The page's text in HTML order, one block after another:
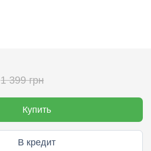
1 399 грн
Купить
В кредит